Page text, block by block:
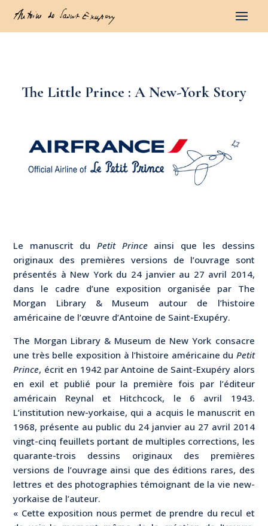
The Little Prince : A New-York Story
Le manuscrit du Petit Princeainsi que les dessins
originaux des premières versions de l’ouvrage sont
présentés à New York du 24 janvier au 27 avril 2014,
dans le cadre d’une exposition organisée par The
Morgan Library & Museum autour de l’histoire
américaine de l’œuvre d’Antoine de Saint-Exupéry.
The Morgan Library & Museum de New York consacre
une très belle exposition à l’histoire américaine du Petit
Prince, écrit en 1942 par Antoine de Saint-Exupéry alors
en exil et publié pour la première fois par l’éditeur
américain Reynal et Hitchcock, le 6 avril 1943.
L’institution new-yorkaise, qui a acquis le manuscrit en
1968, présente au public du 24 janvier au 27 avril 2014
vingt-cinq feuillets portant de multiples corrections, les
quarante-trois dessins originaux des premières
versions de l’ouvrage ainsi que des éditions rares, des
lettres et des photographies témoignant de la vie new-
yorkaise de l’auteur.
« Cette exposition nous permet de prendre du recul et